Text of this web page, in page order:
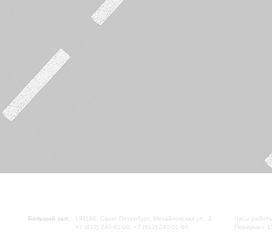
Большой зал:
191186, Санкт-Петербург, Михайловская ул., 2
+7 (812) 240-01-00, +7 (812) 240-01-80
Часы
Перерыв с